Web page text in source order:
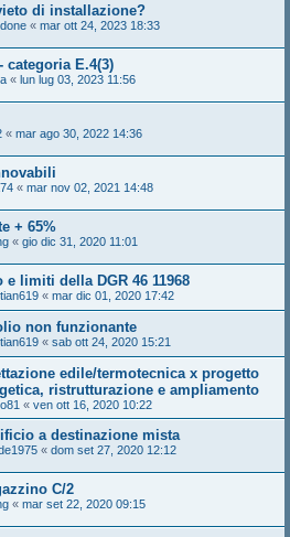
di installazione?
« mar ott 24, 2023 18:33
categoria E.4(3)
« lun lug 03, 2023 11:56
« mar ago 30, 2022 14:36
« mar nov 02, 2021 14:48
+ 65%
« gio dic 31, 2020 11:01
limiti della DGR 46 11968
« mar dic 01, 2020 17:42
non funzionante
« sab ott 24, 2020 15:21
edile/termotecnica x progetto
ristrutturazione e ampliamento
« ven ott 16, 2020 10:22
a destinazione mista
« dom set 27, 2020 12:12
C/2
« mar set 22, 2020 09:15